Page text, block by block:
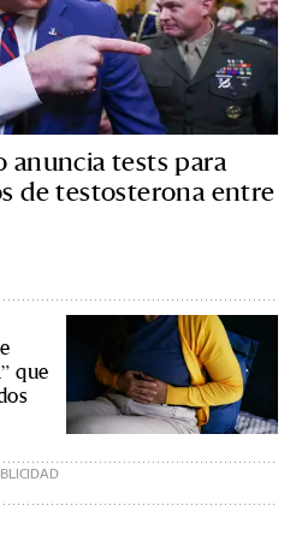
anuncia tests para
de testosterona entre
que